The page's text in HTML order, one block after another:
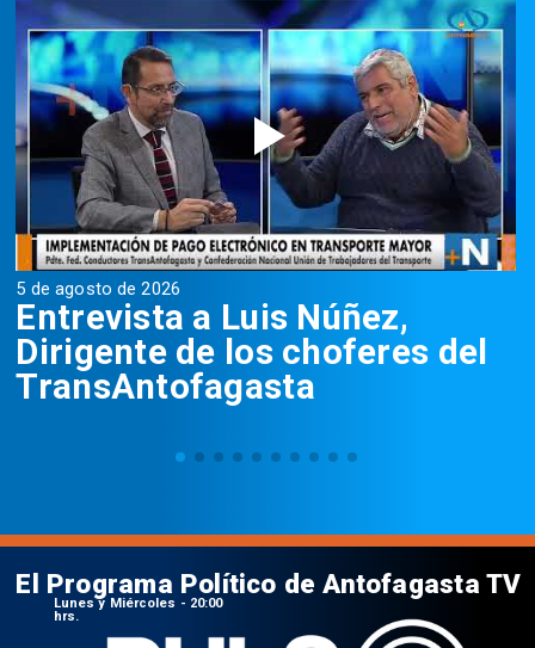
5 de agosto de 2026
Entrevista a Luis Núñez,
Dirigente de los choferes del
TransAntofagasta
El Programa Político de Antofagasta TV
Lunes y Miércoles - 20:00
hrs.